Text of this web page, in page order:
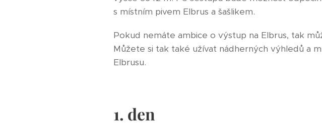
s místním pivem Elbrus a šašlikem.
Pokud nemáte ambice o výstup na Elbrus, tak
Můžete si tak také užívat nádherných výhledů a
Elbrusu.
1. den